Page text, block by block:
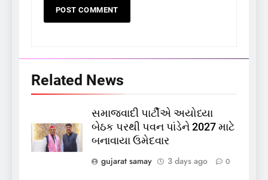
Related News
સમાજવાદી પાર્ટીએ અયોધ્યા
બેઠક પરથી પવન પાંડેને 2027 માટે
બનાવાયા ઉમેદવાર
gujarat samay
3 days ago 0
કોડીનારના છારા દરિયાકાંઠે પાંચ
કિશોરો ડૂબ્યા, 3નો બચાવ, 2
લાપતા
GUJARAT TOP NEWS